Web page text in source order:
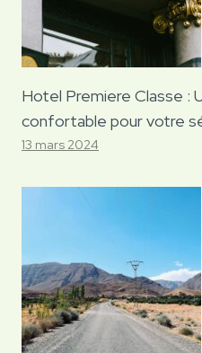
Hotel Premiere Classe :
confortable pour votre
13 mars 2024